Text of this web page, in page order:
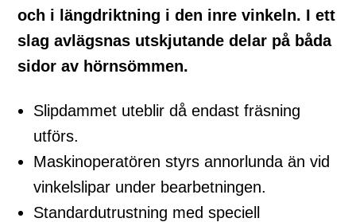
och i längdriktning i den inre vinkeln. I ett
slag avlägsnas utskjutande delar på båda
sidor av hörnsömmen.
Slipdammet uteblir då endast fräsning
utförs.
Maskinoperatören styrs annorlunda än vid
vinkelslipar under bearbetningen.
Standardutrustning med speciell